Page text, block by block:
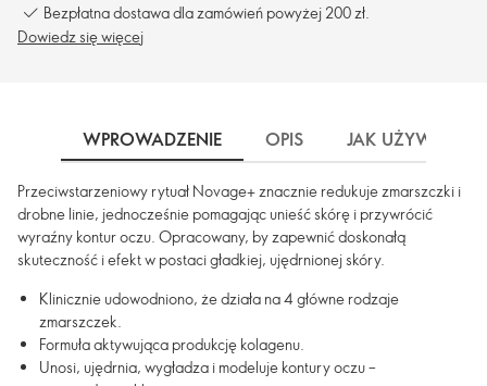
Bezpłatna dostawa dla zamówień powyżej 200 zł.
Dowiedz się więcej
WPROWADZENIE OPIS JAK UŻYWAĆ
Przeciwstarzeniowy rytuał Novage+ znacznie redukuje zmarszczki i
drobne linie, jednocześnie pomagając unieść skórę i przywrócić
wyraźny kontur oczu. Opracowany, by zapewnić doskonałą
skuteczność i efekt w postaci gładkiej, ujędrnionej skóry.
Klinicznie udowodniono, że działa na 4 główne rodzaje
zmarszczek.
Formuła aktywująca produkcję kolagenu.
Unosi, ujędrnia, wygładza i modeluje kontury oczu –